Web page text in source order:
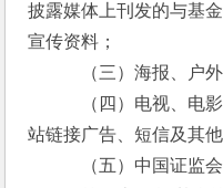
披露媒体上刊发的与基
宣传资料；
（三）海报、户外
（四）电视、电影、
站链接广告、短信及其
（五）中国证监会规